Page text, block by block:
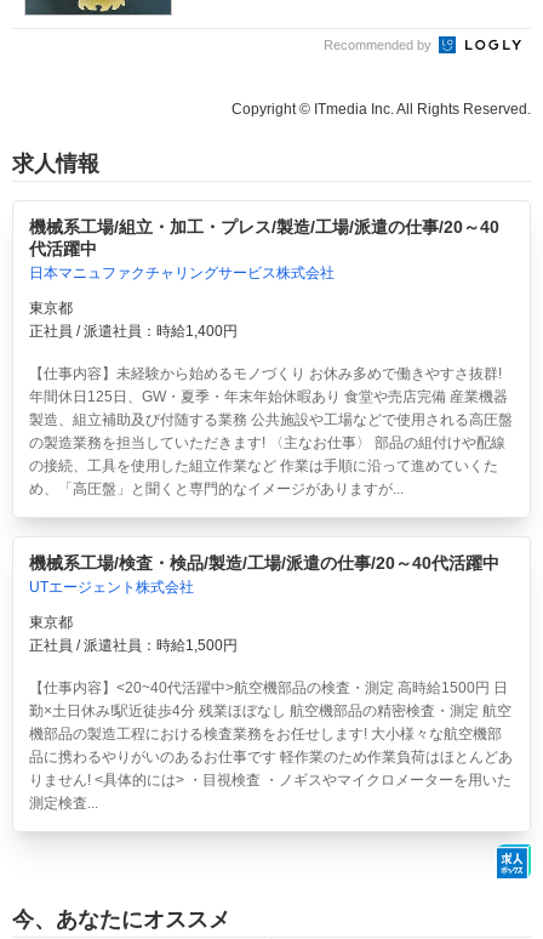
Recommended by
Copyright © ITmedia Inc. All Rights Reserved.
求人情報
機械系工場/組立・加工・プレス/製造/工場/派遣の仕事/20～40
代活躍中
日本マニュファクチャリングサービス株式会社
東京都
正社員 / 派遣社員：時給1,400円
【仕事内容】未経験から始めるモノづくり お休み多めで働きやすさ抜群!
年間休日125日、GW・夏季・年末年始休暇あり 食堂や売店完備 産業機器
製造、組立補助及び付随する業務 公共施設や工場などで使用される高圧盤
の製造業務を担当していただきます! 〈主なお仕事〉 部品の組付けや配線
の接続、工具を使用した組立作業など 作業は手順に沿って進めていくた
め、「高圧盤」と聞くと専門的なイメージがありますが...
機械系工場/検査・検品/製造/工場/派遣の仕事/20～40代活躍中
UTエージェント株式会社
東京都
正社員 / 派遣社員：時給1,500円
【仕事内容】<20~40代活躍中>航空機部品の検査・測定 高時給1500円 日
勤×土日休み!駅近徒歩4分 残業ほぼなし 航空機部品の精密検査・測定 航空
機部品の製造工程における検査業務をお任せします! 大小様々な航空機部
品に携わるやりがいのあるお仕事です 軽作業のため作業負荷はほとんどあ
りません! <具体的には> ・目視検査 ・ノギスやマイクロメーターを用いた
測定検査...
今、あなたにオススメ